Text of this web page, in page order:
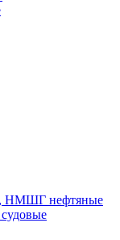
нефтяные